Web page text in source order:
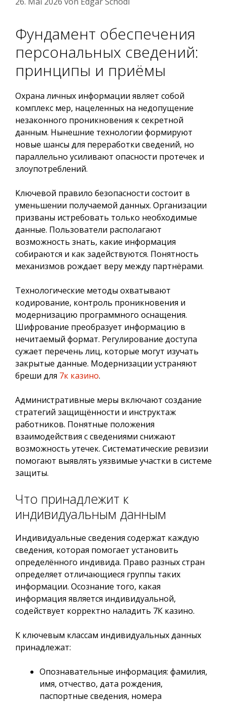
Фундамент обеспечения
персональных сведений:
принципы и приёмы
Охрана личных информации являет собой
комплекс мер, нацеленных на недопущение
незаконного проникновения к секретной
данным. Нынешние технологии формируют
новые шансы для переработки сведений, но
параллельно усиливают опасности протечек и
злоупотреблений.
Ключевой правило безопасности состоит в
уменьшении получаемой данных. Организации
призваны истребовать только необходимые
данные. Пользователи располагают
возможность знать, какие информация
собираются и как задействуются. Понятность
механизмов рождает веру между партнёрами.
Технологические методы охватывают
кодирование, контроль проникновения и
модернизацию программного оснащения.
Шифрование преобразует информацию в
нечитаемый формат. Регулирование доступа
сужает перечень лиц, которые могут изучать
закрытые данные. Модернизации устраняют
бреши для 7к казино.
Административные меры включают создание
стратегий защищённости и инструктаж
работников. Понятные положения
взаимодействия с сведениями снижают
возможность утечек. Систематические ревизии
помогают выявлять уязвимые участки в системе
защиты.
Что принадлежит к
индивидуальным данным
Индивидуальные сведения содержат каждую
сведения, которая помогает установить
определённого индивида. Право разных стран
определяет отличающиеся группы таких
информации. Осознание того, какая
информация является индивидуальной,
содействует корректно наладить 7К казино.
К ключевым классам индивидуальных данных
принадлежат:
Опознавательные информация: фамилия,
имя, отчество, дата рождения,
паспортные сведения, номера